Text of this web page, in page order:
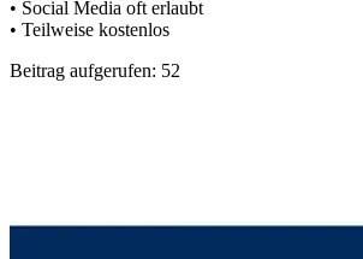
• Social Media oft erlaubt
• Teilweise kostenlos
Beitrag aufgerufen: 52